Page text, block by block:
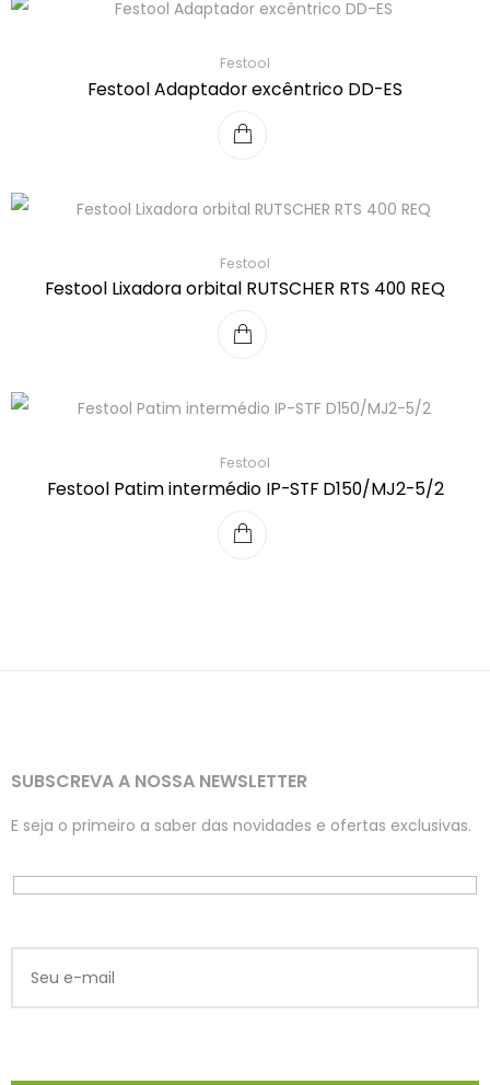
Festool
Festool Adaptador excêntrico DD-ES
Festool
Festool Lixadora orbital RUTSCHER RTS 400 REQ
Festool
Festool Patim intermédio IP-STF D150/MJ2-5/2
SUBSCREVA A NOSSA NEWSLETTER
E seja o primeiro a saber das novidades e ofertas exclusivas.